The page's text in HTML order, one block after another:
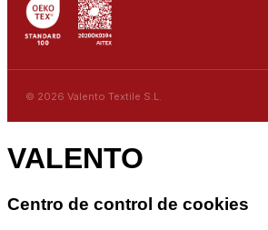
© 2026 Valento Textile S.L.
VALENTO
Centro de control de cookies